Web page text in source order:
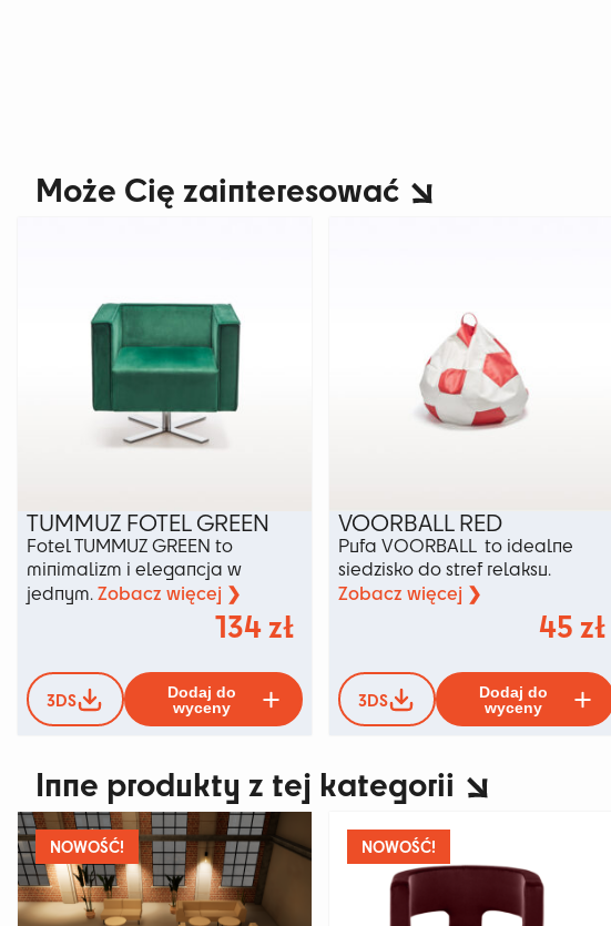
Może Cię zainteresować
TUMMUZ FOTEL GREEN
Fotel TUMMUZ GREEN to
minimalizm i elegancja w
jednym. Zobacz więcej ❯
134zł
3DS
Dodaj do
wyceny
Ten
produkt
wariantów.
Opcje
wybrać
VOORBALL RED
Pufa VOORBALL to idealne
siedzisko do stref relaksu.
Zobacz więcej ❯
45 zł
3DS
Dodaj do
wyceny
Inne produkty z tej kategorii
NOWOŚĆ! NOWOŚĆ!